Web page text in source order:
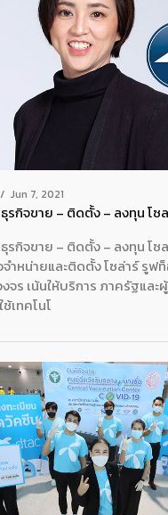
Jun 7, 2021
รกิจขาย – ติดตั้ง – ลงทุน โซ
รกิจขาย – ติดตั้ง – ลงทุน โซ
ำหน่ายและติดตั้ง โซล่าร์ รูฟ
ร เน้นให้บริการ ภาครัฐและ
เทคโนโ